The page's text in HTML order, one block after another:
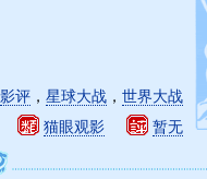
影评 ， 星球大战 ， 世界大战
暂无
猫眼观影